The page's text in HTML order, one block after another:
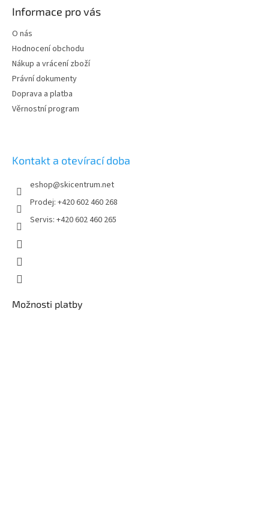
Informace pro vás
O nás
Hodnocení obchodu
Nákup a vrácení zboží
Právní dokumenty
Doprava a platba
Věrnostní program
Kontakt a otevírací doba
eshop@skicentrum.net
Prodej: +420 602 460 268
Servis: +420 602 460 265
Možnosti platby